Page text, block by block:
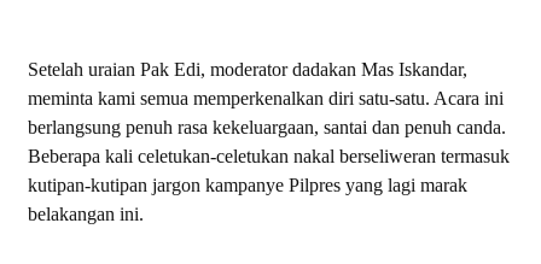
Setelah uraian Pak Edi, moderator dadakan Mas Iskandar,
meminta kami semua memperkenalkan diri satu-satu. Acara ini
berlangsung penuh rasa kekeluargaan, santai dan penuh canda.
Beberapa kali celetukan-celetukan nakal berseliweran termasuk
kutipan-kutipan jargon kampanye Pilpres yang lagi marak
belakangan ini.